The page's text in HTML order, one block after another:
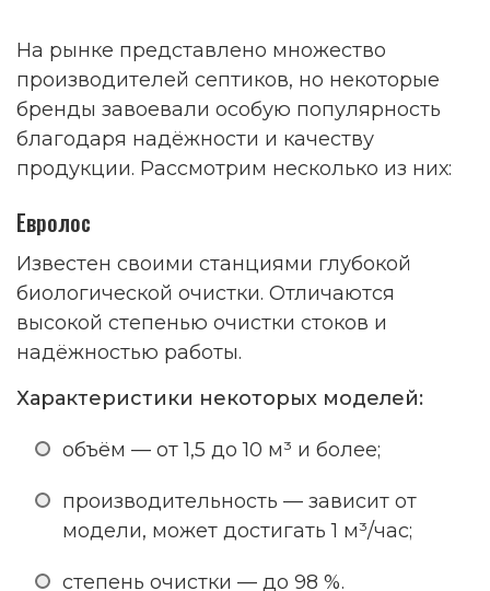
На рынке представлено множество
производителей септиков, но некоторые
бренды завоевали особую популярность
благодаря надёжности и качеству
продукции. Рассмотрим несколько из них:
Евролос
Известен своими станциями глубокой
биологической очистки. Отличаются
высокой степенью очистки стоков и
надёжностью работы.
Характеристики некоторых моделей:
объём — от 1,5 до 10 м³ и более;
производительность — зависит от
модели, может достигать 1 м³/час;
степень очистки — до 98 %.